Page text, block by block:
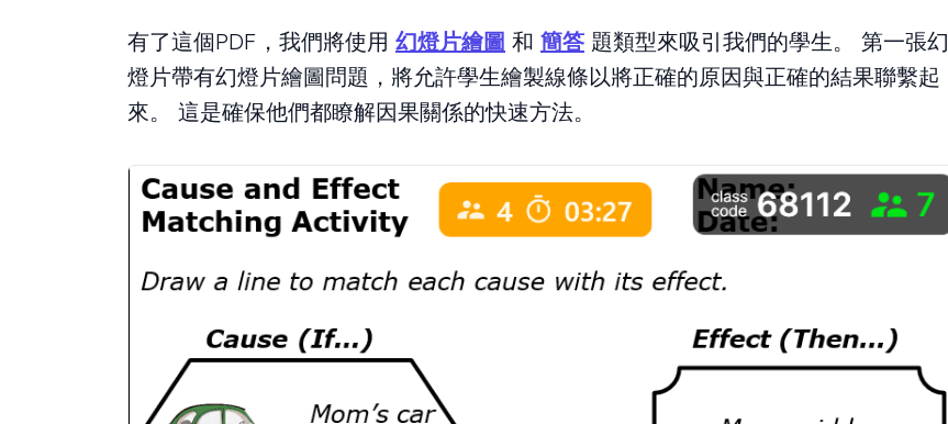
有了這個PDF，我們將使用 幻燈片繪圖 和 簡答 題類型來吸引我們的學生。 第一張幻
燈片帶有幻燈片繪圖問題，將允許學生繪製線條以將正確的原因與正確的結果聯繫起
來。 這是確保他們都瞭解因果關係的快速方法。